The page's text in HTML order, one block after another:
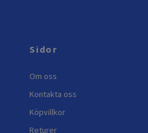
Sidor
Om oss
Kontakta oss
Köpvillkor
Returer